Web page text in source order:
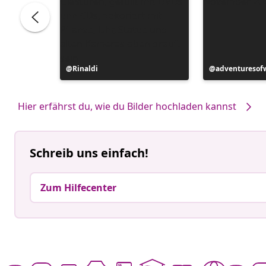
Beitrag
veröffentlicht
Rinaldi
Beitrag
veröffentlicht
Hier erfährst du, wie du Bilder hochladen kannst
Schreib uns einfach!
Zum Hilfecenter